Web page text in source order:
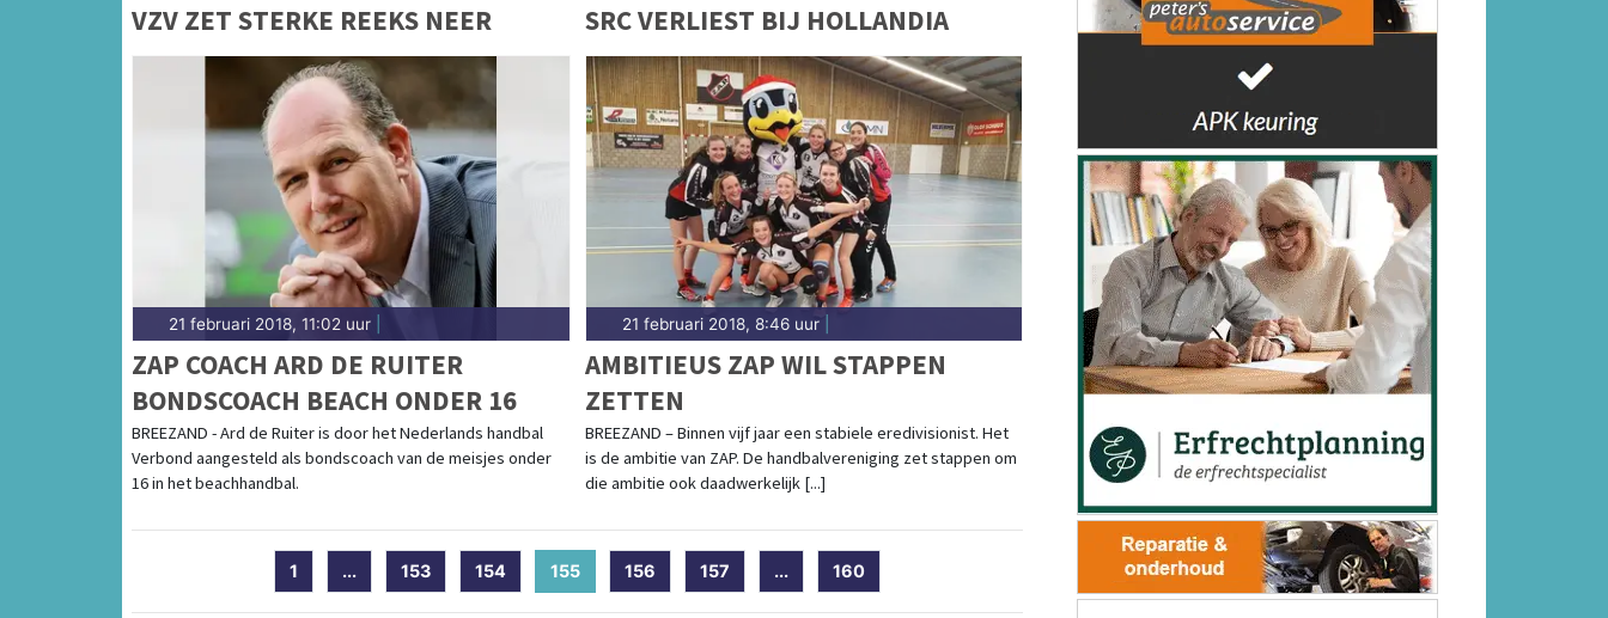
VZV ZET STERKE REEKS NEER SRC VERLIEST BIJ HOLLANDIA
21 februari 2018, 11:02 uur
ZAP COACH ARD DE RUITER
BONDSCOACH BEACH ONDER 16
BREEZAND - Ard de Ruiter is door het Nederlands handbal
Verbond aangesteld als bondscoach van de meisjes onder
16 in het beachhandbal.
21 februari 2018, 8:46 uur|
AMBITIEUS ZAP WIL STAPPEN
ZETTEN
BREEZAND – Binnen vijf jaar een stabiele eredivisionist. Het
is de ambitie van ZAP. De handbalvereniging zet stappen om
die ambitie ook daadwerkelijk [...]
1 ... 153 154 155 (current)
156 157 ... 160